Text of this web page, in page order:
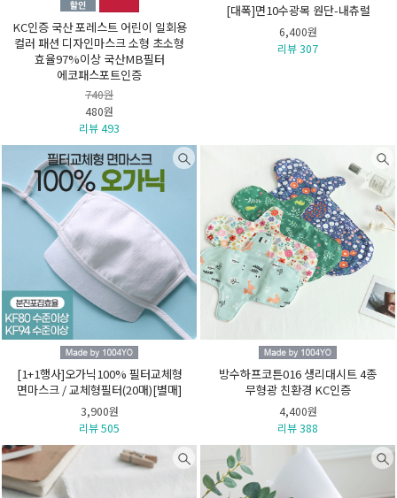
KC인증 국산 포레스트 어린이 일회용
컬러 패션 디자인마스크 소형 초소형
효율97%이상 국산MB필터
에코패스포트인증
740원
480원
리뷰 493
[대폭]면10수광목 원단-내츄럴
6,400원
리뷰 307
[1+1행사]오가닉100% 필터교체형
면마스크 / 교체형필터(20매)[별매]
3,900원
리뷰 505
방수하프코튼016 생리대시트 4종
무형광 친환경 KC인증
4,400원
리뷰 388